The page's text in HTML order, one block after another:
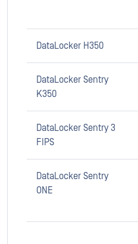
DataLocker H350
DataLocker Sentry
K350
DataLocker Sentry 3
FIPS
DataLocker Sentry
ONE